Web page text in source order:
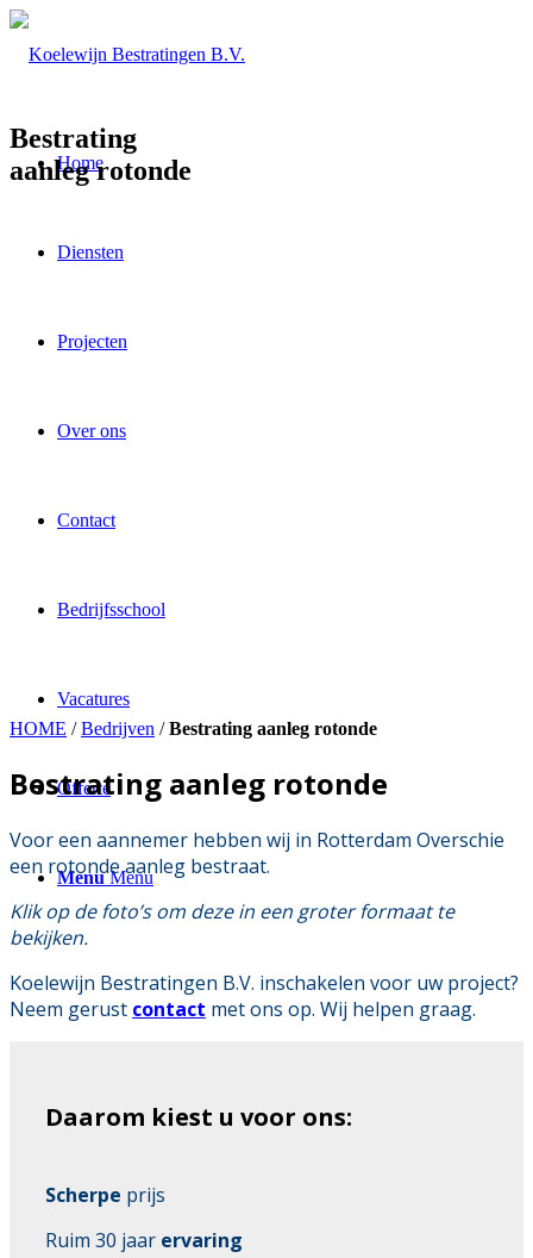
Home
Diensten
Projecten
Over ons
Contact
Bedrijfsschool
Vacatures
Offerte
Menu Menu
Bestrating
aanleg rotonde
HOME /Bedrijven /Bestrating aanleg rotonde
Bestrating aanleg rotonde
Voor een aannemer hebben wij in Rotterdam Overschie
een rotonde aanleg bestraat.
Klik op de foto’s om deze in een groter formaat te
bekijken.
Koelewijn Bestratingen B.V. inschakelen voor uw project?
Neem gerust contact met ons op. Wij helpen graag.
Daarom kiest u voor ons:
Scherpe prijs
Ruim 30 jaar ervaring